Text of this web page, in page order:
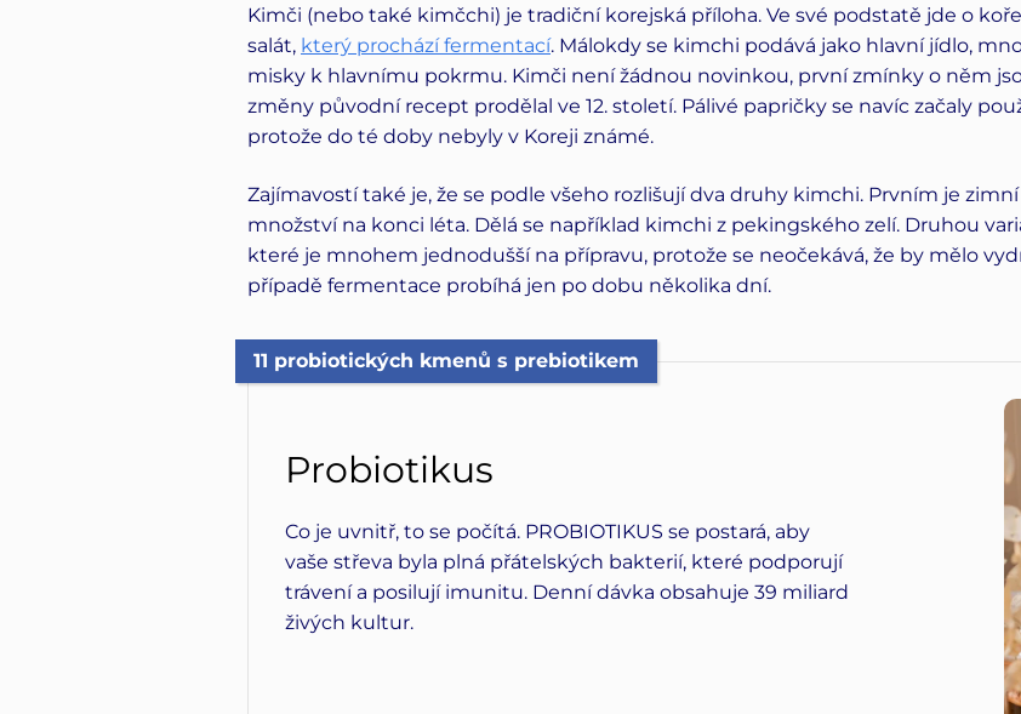
Kimči (nebo také kimčchi) je tradiční korejská příloha. Ve své podstatě jde o
salát, který prochází fermentací. Málokdy se kimchi podává jako hlavní jídlo,
misky k hlavnímu pokrmu. Kimči není žádnou novinkou, první zmínky o něm
změny původní recept prodělal ve 12. století. Pálivé papričky se navíc začaly
protože do té doby nebyly v Koreji známé.
Zajímavostí také je, že se podle všeho rozlišují dva druhy kimchi. Prvním je
množství na konci léta. Dělá se například kimchi z pekingského zelí. Druhou
které je mnohem jednodušší na přípravu, protože se neočekává, že by mělo
případě fermentace probíhá jen po dobu několika dní.
11 probiotických kmenů s prebiotikem
Probiotikus
Co je uvnitř, to se počítá. PROBIOTIKUS se postará, aby
vaše střeva byla plná přátelských bakterií, které podporují
trávení a posilují imunitu. Denní dávka obsahuje 39 miliard
živých kultur.